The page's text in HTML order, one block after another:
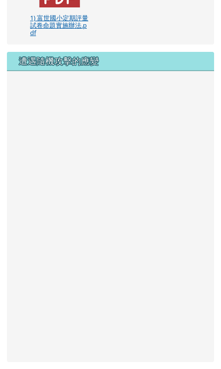
1) 富世國小定期評量
試卷命題實施辦法.p
df
遭遇隨機攻擊的應變